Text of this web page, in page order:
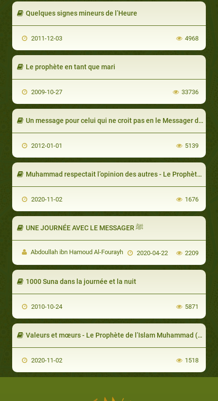
Quelques signes mineurs de l’Heure
2011-12-03 4968
Le prophète en tant que mari
2009-10-27 33736
Un message pour celui qui ne croit pas en le Messager d'Allah
2012-01-01 5139
Muhammad respectait l’opinion des autres - Le Prophète de l’Islam Muhammad (Partie 10/14)
2020-11-02 1676
UNE JOURNÉE AVEC LE MESSAGER ﷺ
Abdoullah ibn Hamoud Al-Fourayh 2020-04-22 2209
1000 Suna dans la journée et la nuit
2010-10-24 5871
Valeurs et mœurs - Le Prophète de l’Islam Muhammad (Partie 3/14)
2020-11-02 1518